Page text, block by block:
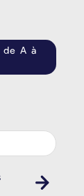
de A à